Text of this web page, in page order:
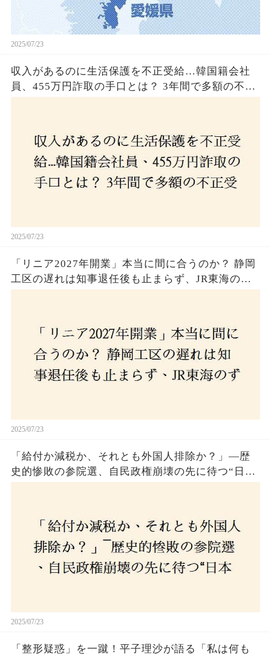
2025/07/23
収入があるのに生活保護を不正受給…韓国籍会社
員、455万円詐取の手口とは？ 3年間で多額の不正
2025/07/23
「リニア2027年開業」本当に間に合うのか？ 静岡
工区の遅れは知事退任後も止まらず、JR東海のず
2025/07/23
「給付か減税か、それとも外国人排除か？」―歴
史的惨敗の参院選、自民政権崩壊の先に待つ“日本
2025/07/23
「整形疑惑」を一蹴！平子理沙が語る「私は何も